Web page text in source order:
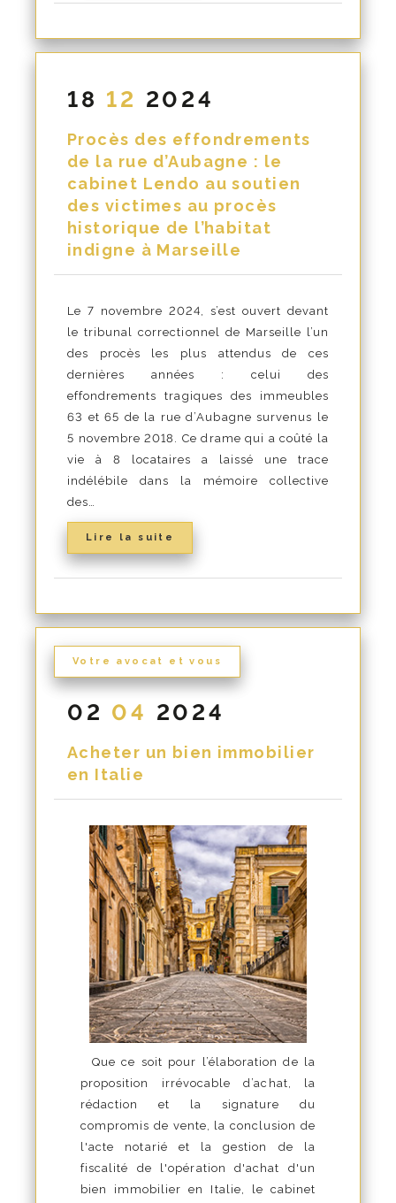
18 12 2024
Procès des effondrements
de la rue d’Aubagne : le
cabinet Lendo au soutien
des victimes au procès
historique de l’habitat
indigne à Marseille
Le 7 novembre 2024, s’est ouvert devant
le tribunal correctionnel de Marseille l’un
des procès les plus attendus de ces
dernières années : celui des
effondrements tragiques des immeubles
63 et 65 de la rue d’Aubagne survenus le
5 novembre 2018. Ce drame qui a coûté la
vie à 8 locataires a laissé une trace
indélébile dans la mémoire collective
des…
Lire la suite
Votre avocat et vous
02 04 2024
Acheter un bien immobilier
en Italie
Que ce soit pour l’élaboration de la
proposition irrévocable d’achat, la
rédaction et la signature du
compromis de vente, la conclusion de
l'acte notarié et la gestion de la
fiscalité de l'opération d'achat d'un
bien immobilier en Italie, le cabinet